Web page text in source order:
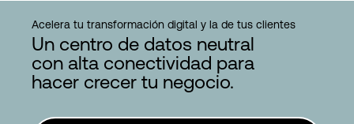
Acelera tu transformación digital y la de tus clientes
Un centro de datos neutral
con alta conectividad para
hacer crecer tu negocio.